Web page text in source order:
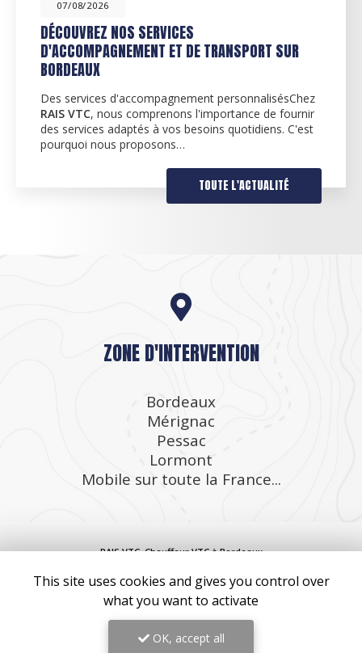
07/08/2026
DÉCOUVREZ NOS SERVICES
D'ACCOMPAGNEMENT ET DE TRANSPORT SUR
BORDEAUX
Des services d'accompagnement personnalisésChez
RAIS VTC, nous comprenons l'importance de fournir
des services adaptés à vos besoins quotidiens. C'est
pourquoi nous proposons…
TOUTE L'ACTUALITÉ
ZONE D'INTERVENTION
Bordeaux
Mérignac
Pessac
Lormont
Mobile sur toute la France...
RAIS VTC, Chauffeur VTC à Bordeaux
This site uses cookies and gives you control over
what you want to activate
OK, accept all